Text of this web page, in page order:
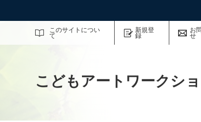
このサイトについ
て
新規登
録
お
せ
サイト内検索
こどもアートワークシ